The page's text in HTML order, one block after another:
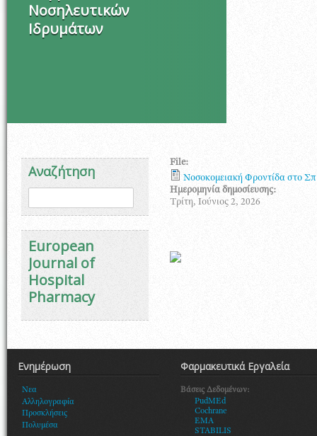
Νοσηλευτικών
Ιδρυμάτων
Αναζήτηση
Φόρμα αναζήτησης
European
Journal of
Hospital
Pharmacy
File:
Νοσοκομειακή Φροντίδα στο
Ημερομηνία δημοσίευσης:
Τρίτη, Ιούνιος 2, 2026
Ενημέρωση
Νεα
Αλληλογραφία
Προσκλήσεις
Πολυμέσα
Φαρμακευτικά Εργαλεία
Βάσεις Δεδομένων:
PudMEd
Cochrane
EMA
STABILIS